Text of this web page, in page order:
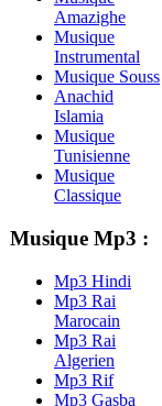
Amazighe
Musique
Instrumental
Musique Souss
Anachid
Islamia
Musique
Tunisienne
Musique
Classique
Musique Mp3 :
Mp3 Hindi
Mp3 Rai
Marocain
Mp3 Rai
Algerien
Mp3 Rif
Mp3 Gasba